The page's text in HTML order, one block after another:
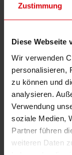
Zustimmung
Diese Webseite
Wir verwenden
personalisieren,
zu können und
analysieren.
Verwendung
soziale Medien,
Partner führen
weiteren Daten
zu
Jeweils 50
zwei Tage an
sind –
Dabei
Produkte